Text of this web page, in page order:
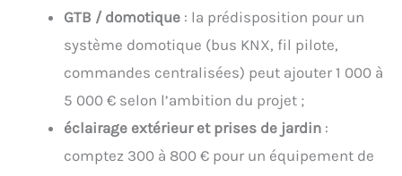
GTB / domotique : la prédisposition pour un
système domotique (bus KNX, fil pilote,
commandes centralisées) peut ajouter 1 000 à
5 000 € selon l’ambition du projet ;
éclairage extérieur et prises de jardin :
comptez 300 à 800 € pour un équipement de